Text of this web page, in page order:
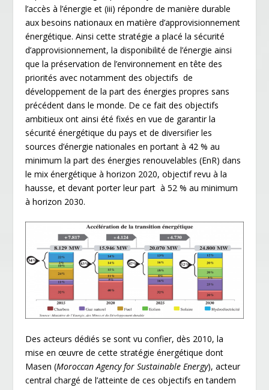
l’accès à l’énergie et (iii) répondre de manière durable
aux besoins nationaux en matière d’approvisionnement
énergétique. Ainsi cette stratégie a placé la sécurité
d’approvisionnement, la disponibilité de l’énergie ainsi
que la préservation de l’environnement en tête des
priorités avec notamment des objectifs de
développement de la part des énergies propres sans
précédent dans le monde. De ce fait des objectifs
ambitieux ont ainsi été fixés en vue de garantir la
sécurité énergétique du pays et de diversifier les
sources d’énergie nationales en portant à 42 % au
minimum la part des énergies renouvelables (EnR) dans
le mix énergétique à horizon 2020, objectif revu à la
hausse, et devant porter leur part à 52 % au minimum
à horizon 2030.
Des acteurs dédiés se sont vu confier, dès 2010, la
mise en œuvre de cette stratégie énergétique dont
Masen (Moroccan Agency for Sustainable Energy), acteur
central chargé de l’atteinte de ces objectifs en tandem